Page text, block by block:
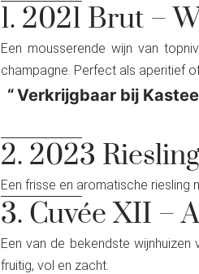
1. 2021 Brut –
Een mousserende wijn van
champagne. Perfect als aperitief
Verkrijgbaar bij
2. 2023
Een frisse en aromatische riesling
3. Cuvée XII –
Een van de bekendste
fruitig, vol en zacht.